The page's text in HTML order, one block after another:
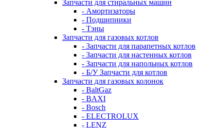
Запчасти для стиральных машин
- Амортизаторы
- Подшипники
- Тэны
Запчасти для газовых котлов
- Запчасти для парапетных котлов
- Запчасти для настенных котлов
- Запчасти для напольных котлов
- Б/У Запчасти для котлов
Запчасти для газовых колонок
- BaltGaz
- BAXI
- Bosch
- ELECTROLUX
- LENZ